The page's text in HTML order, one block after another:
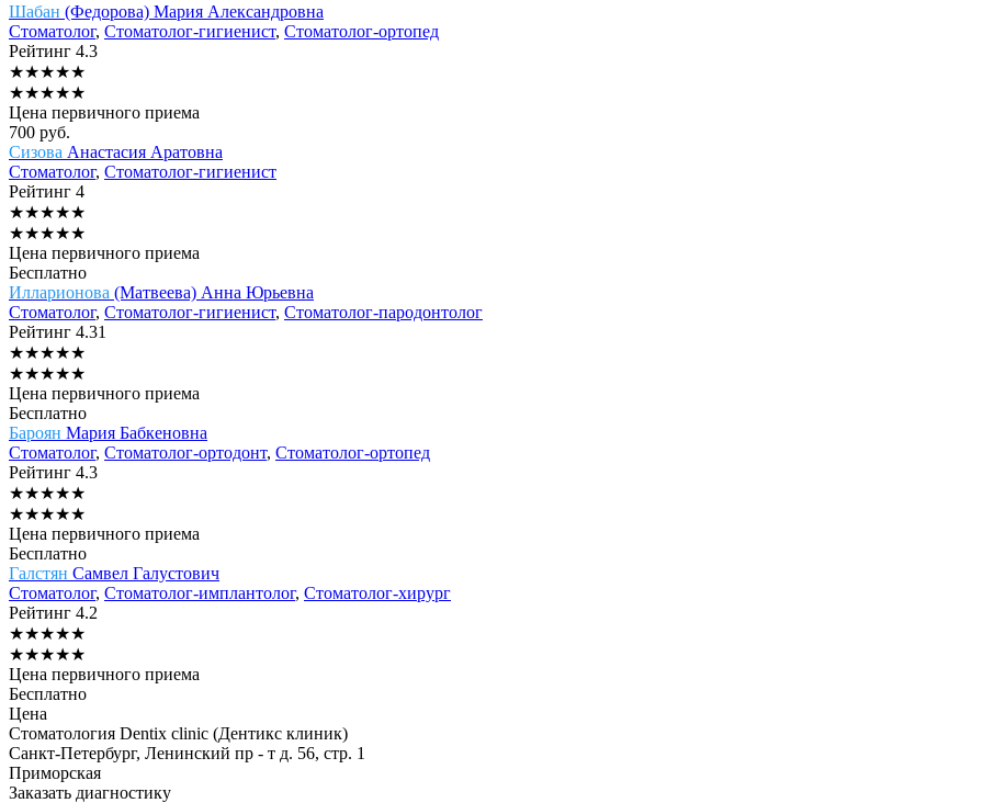
Шабан (Федорова) Мария Александровна
Стоматолог, Стоматолог-гигиенист, Стоматолог-ортопед
Рейтинг 4.3
★★★★★
★★★★★
Цена первичного приема
700 руб.
Сизова Анастасия Аратовна
Стоматолог, Стоматолог-гигиенист
Рейтинг 4
★★★★★
★★★★★
Цена первичного приема
Бесплатно
Илларионова (Матвеева) Анна Юрьевна
Стоматолог, Стоматолог-гигиенист, Стоматолог-пародонтолог
Рейтинг 4.31
★★★★★
★★★★★
Цена первичного приема
Бесплатно
Бароян Мария Бабкеновна
Стоматолог, Стоматолог-ортодонт, Стоматолог-ортопед
Рейтинг 4.3
★★★★★
★★★★★
Цена первичного приема
Бесплатно
Галстян Самвел Галустович
Стоматолог, Стоматолог-имплантолог, Стоматолог-хирург
Рейтинг 4.2
★★★★★
★★★★★
Цена первичного приема
Бесплатно
Цена
Стоматология Dentix clinic (Дентикс клиник)
Санкт-Петербург, Ленинский пр - т д. 56, стр. 1
Приморская
Заказать диагностику